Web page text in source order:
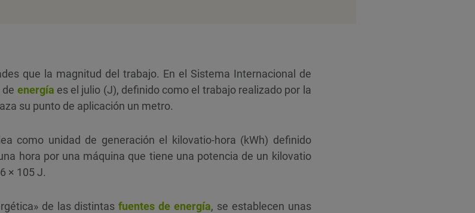
que la magnitud del trabajo. En el Sistema Internacional de
energía es el julio (J), definido como el trabajo realizado por la
su punto de aplicación un metro.
como unidad de generación el kilovatio-hora (kWh) definido
hora por una máquina que tiene una potencia de un kilovatio
× 105 J.
de las distintasfuentes de energía, se establecen unas